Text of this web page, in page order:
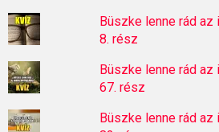
Büszke lenne rád az
8. rész
Büszke lenne rád az
67. rész
Büszke lenne rád az